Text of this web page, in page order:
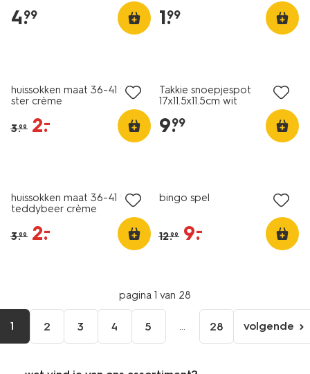
4.
99 1.
99
huissokken maat 36-41 fluffy
ster crème
3.99 2.
–
Takkie snoepjespot
17x11.5x11.5cm wit
9.
99
huissokken maat 36-41 fluffy
teddybeer crème
3.99 2.
–
bingo spel
12.99 9.
–
pagina 1 van 28
1 2 3 4 5 ... 28
pagina
volgende